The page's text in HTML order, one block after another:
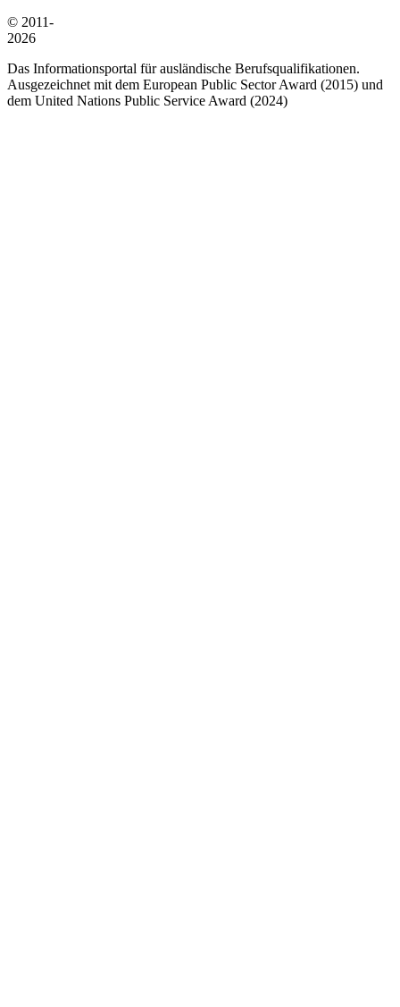
© 2011-
2026
Das Informationsportal für ausländische Berufsqualifikationen.
Ausgezeichnet mit dem European Public Sector Award (2015) und
dem United Nations Public Service Award (2024)